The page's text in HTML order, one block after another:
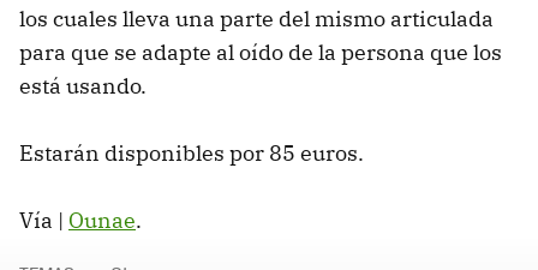
los cuales lleva una parte del mismo articulada
para que se adapte al oído de la persona que los
está usando.
Estarán disponibles por 85 euros.
Vía | Ounae.